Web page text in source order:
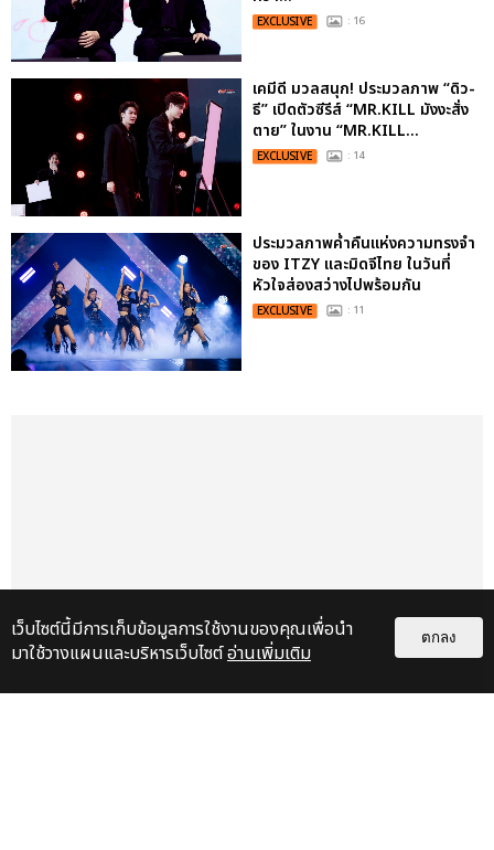
EXCLUSIVE : 16
เคมีดี มวลสนุก! ประมวลภาพ “ดิว-
ธี” เปิดตัวซีรีส์ “MR.KILL มังงะสั่ง
ตาย” ในงาน “MR.KILL...
EXCLUSIVE : 14
ประมวลภาพค่ำคืนแห่งความทรงจำ
ของ ITZY และมิดจีไทย ในวันที่
หัวใจส่องสว่างไปพร้อมกัน
EXCLUSIVE : 11
เว็บไซต์นี้มีการเก็บข้อมูลการใช้งานของคุณเพื่อนำ
มาใช้วางแผนและบริหารเว็บไซต์อ่านเพิ่มเติม
ตกลง